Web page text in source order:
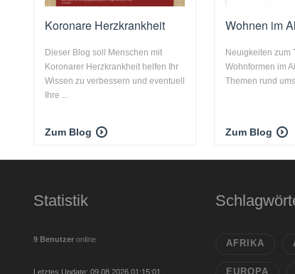
Koronare Herzkrankheit
Dieser Blog soll Menschen mit
Koronarer Herzkrankheit helfen Ihr
Wissen zu verbessern und eventuell
Ihre ...
Zum Blog
Wohnen im
Neuigkeiten zum
Wohnformen im
Themen rund
Zum Blog
Statistik
9 Benutzer online
Letztes Update: 09.08.2026 01:15:01
AFRIKA
EUROPA